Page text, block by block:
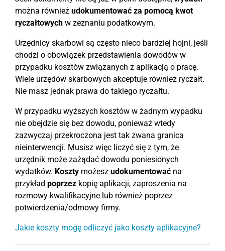
można również udokumentować za pomocą kwot
ryczałtowych w zeznaniu podatkowym.
Urzędnicy skarbowi są często nieco bardziej hojni, jeśli
chodzi o obowiązek przedstawienia dowodów w
przypadku kosztów związanych z aplikacją o pracę.
Wiele urzędów skarbowych akceptuje również ryczałt.
Nie masz jednak prawa do takiego ryczałtu.
W przypadku wyższych kosztów w żadnym wypadku
nie obejdzie się bez dowodu, ponieważ wtedy
zazwyczaj przekroczona jest tak zwana granica
nieinterwencji. Musisz więc liczyć się z tym, że
urzędnik może zażądać dowodu poniesionych
wydatków. Koszty możesz udokumentować na
przykład poprzez kopię aplikacji, zaproszenia na
rozmowy kwalifikacyjne lub również poprzez
potwierdzenia/odmowy firmy.
Jakie koszty mogę odliczyć jako koszty aplikacyjne?